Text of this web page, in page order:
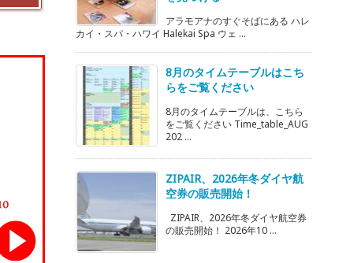
アラモアナのすぐそばにある ハレ
カイ・スパ・ハワイ Halekai Spa ウェ ...
8月のタイムテーブルはこち
らをご覧ください
8月のタイムテーブルは、こちら
をご覧ください Time_table_AUG
202 ...
ZIPAIR、2026年冬ダイヤ航
空券の販売開始！
ZIPAIR、2026年冬ダイヤ航空券
の販売開始！ 2026年10 ...